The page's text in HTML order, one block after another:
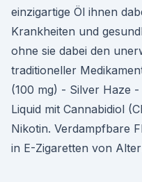
einzigartige Öl ihnen
Krankheiten und
ohne sie dabei den
traditioneller
(100 mg) - Silver Haze
Liquid mit Cannabidiol
Nikotin. Verdampfbare
in E-Zigaretten von